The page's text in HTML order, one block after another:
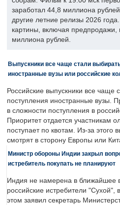
заработал 44,8 миллиона
другие летние релизы 2026
картины, включая предпродажи,
миллиона рублей.
Выпускники все чаще стали
иностранные вузы или российские
Российские выпускники все чаще
поступления иностранные вузы.
в сложности поступления в
Приоритет отдается участникам
поступает по квотам. Из-за этого
смотрят в сторону Европы или
Министр обороны Индии закрыл
истребитель покупать не планируют
Индия не намерена в ближайшее
российские истребители
этом заявил секретарь